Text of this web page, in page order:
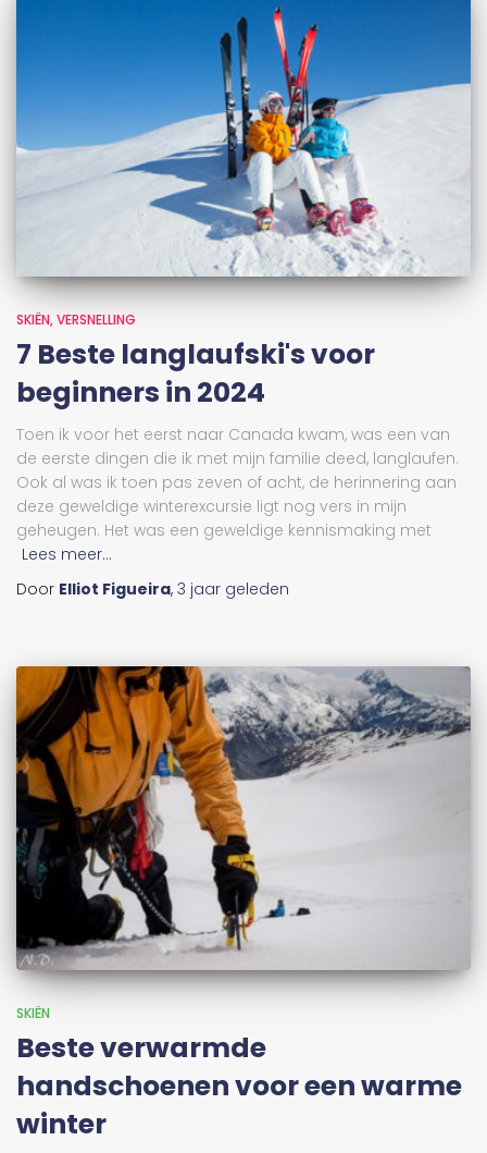
SKIËN VERSNELLING
7 Beste langlaufski's voor
beginners in 2024
Toen ik voor het eerst naar Canada kwam, was een van
de eerste dingen die ik met mijn familie deed, langlaufen.
Ook al was ik toen pas zeven of acht, de herinnering aan
deze geweldige winterexcursie ligt nog vers in mijn
geheugen. Het was een geweldige kennismaking met
Lees meer...
Door Elliot Figueira, 3 jaar geleden
SKIËN
Beste verwarmde
handschoenen voor een warme
winter